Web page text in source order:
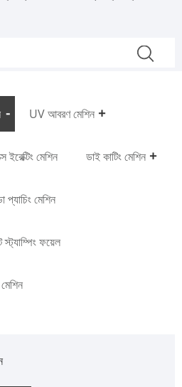
UV আবরণ মেশিন
ইরেক্টিং মেশিন ডাই কাটিং মেশিন
প্যাচিং মেশিন
স্ট্যাম্পিং ফয়েল